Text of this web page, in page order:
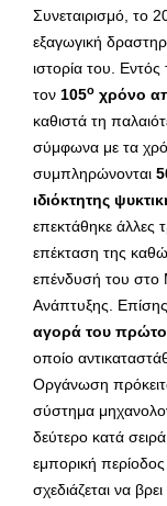
Συνεταιρισμό, το
εξαγωγική
ιστορία του.
τον 105ο χρόνο
καθιστά τη
σύμφωνα με τα
συμπληρώνονται
ιδιόκτητης
επεκτάθηκε άλλες
επέκταση της
επένδυσή του στο
Ανάπτυξης.
αγορά του
οποίο
Οργάνωση
σύστημα
δεύτερο κατά
εμπορική
σχεδιάζεται να